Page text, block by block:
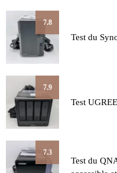
7.8
Test du
7.9
Test
7.3
Test du